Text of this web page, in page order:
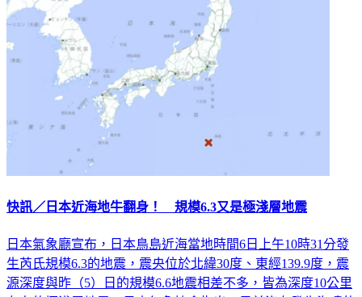
快訊／日本近海地牛翻身！ 規模6.3又是極淺層地震
日本氣象廳宣布，日本鳥島近海當地時間6日上午10時31分發
生芮氏規模6.3的地震，震央位於北緯30度、東經139.9度，震
源深度與昨（5）日的規模6.6地震相差不多，皆為深度10公里